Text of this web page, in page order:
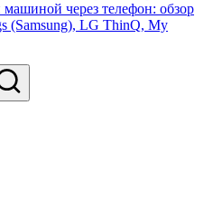
через телефон: обзор
(Samsung), LG ThinQ, My